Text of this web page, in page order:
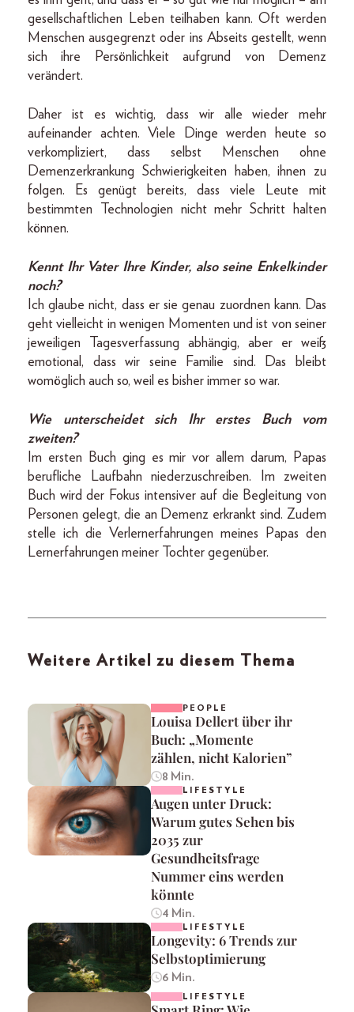
gesellschaftlichen Leben teilhaben kann. Oft werden
Menschen ausgegrenzt oder ins Abseits gestellt, wenn
sich ihre Persönlichkeit aufgrund von Demenz
verändert.
Daher ist es wichtig, dass wir alle wieder mehr
aufeinander achten. Viele Dinge werden heute so
verkompliziert, dass selbst Menschen ohne
Demenzerkrankung Schwierigkeiten haben, ihnen zu
folgen. Es genügt bereits, dass viele Leute mit
bestimmten Technologien nicht mehr Schritt halten
können.
Kennt Ihr Vater Ihre Kinder, also seine Enkelkinder
noch?
Ich glaube nicht, dass er sie genau zuordnen kann. Das
geht vielleicht in wenigen Momenten und ist von seiner
jeweiligen Tagesverfassung abhängig, aber er weiß
emotional, dass wir seine Familie sind. Das bleibt
womöglich auch so, weil es bisher immer so war.
Wie unterscheidet sich Ihr erstes Buch vom
zweiten?
Im ersten Buch ging es mir vor allem darum, Papas
berufliche Laufbahn niederzuschreiben. Im zweiten
Buch wird der Fokus intensiver auf die Begleitung von
Personen gelegt, die an Demenz erkrankt sind. Zudem
stelle ich die Verlernerfahrungen meines Papas den
Lernerfahrungen meiner Tochter gegenüber.
Weitere Artikel zu diesem Thema
PEOPLE
Louisa Dellert über ihr
Buch: „Momente
zählen, nicht Kalorien”
8 Min.
LIFESTYLE
Augen unter Druck:
Warum gutes Sehen bis
2035 zur
Gesundheitsfrage
Nummer eins werden
könnte
4 Min.
LIFESTYLE
Longevity: 6 Trends zur
Selbstoptimierung
6 Min.
LIFESTYLE